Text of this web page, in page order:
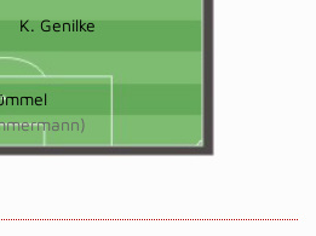
K. Genilke